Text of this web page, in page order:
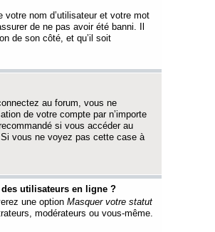
votre nom d’utilisateur et votre mot
de ne pas avoir été banni. Il
de son côté, et qu’il soit
au forum, vous ne
de votre compte par n’importe
si vous accéder au
vous ne voyez pas cette case à
utilisateurs en ligne ?
une option Masquer votre statut
modérateurs ou vous-même.